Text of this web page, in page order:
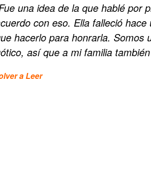
una idea de la que hablé por
con eso. Ella falleció
hacerlo para honrarla. Somos
así que a mi familia
a Leer